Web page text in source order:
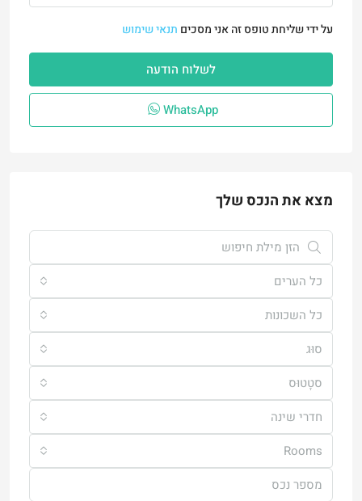
על ידי שליחת טופס זה אני מסכים תנאי שימוש
לשלוח הודעה
WhatsApp
מצא את הנכס שלך
כל הערים
כל השכונות
סוּג
סטָטוּס
חדרי שינה
Rooms